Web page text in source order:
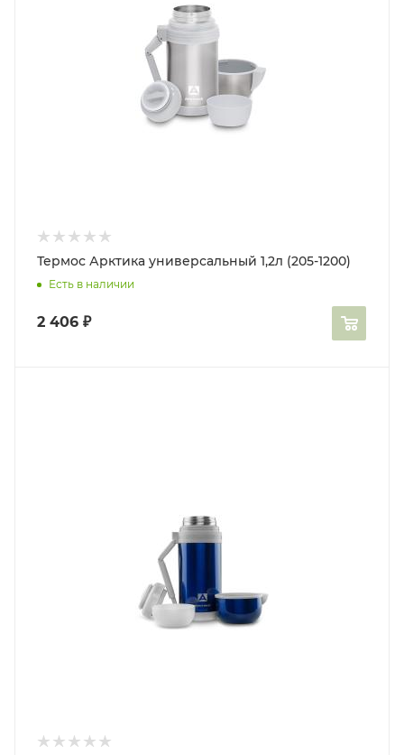
Термос Арктика универсальный 1,2л (205-1200)
Есть в наличии
2 406 ₽